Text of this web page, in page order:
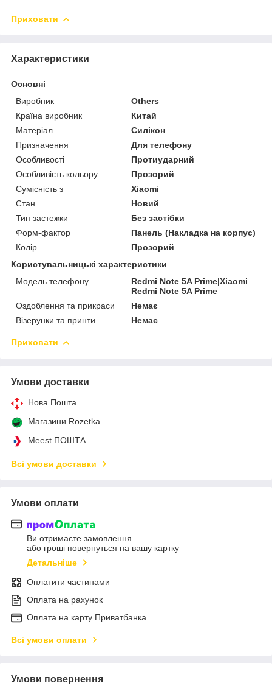
Приховати
Характеристики
Основні
Виробник
Others
Країна виробник
Китай
Матеріал
Силікон
Призначення
Для телефону
Особливості
Протиударний
Особливість кольору
Прозорий
Сумісність з
Xiaomi
Стан
Новий
Тип застежки
Без застібки
Форм-фактор
Панель (Накладка на корпус)
Колір
Прозорий
Користувальницькі характеристики
Модель телефону
Redmi Note 5A Prime|Xiaomi
Redmi Note 5A Prime
Оздоблення та прикраси
Немає
Візерунки та принти
Немає
Приховати
Умови доставки
Нова Пошта
Магазини Rozetka
Meest ПОШТА
Всі умови доставки
Умови оплати
Ви отримаєте замовлення
або гроші повернуться на вашу картку
Детальніше
Оплатити частинами
Оплата на рахунок
Оплата на карту Приватбанка
Всі умови оплати
Умови повернення